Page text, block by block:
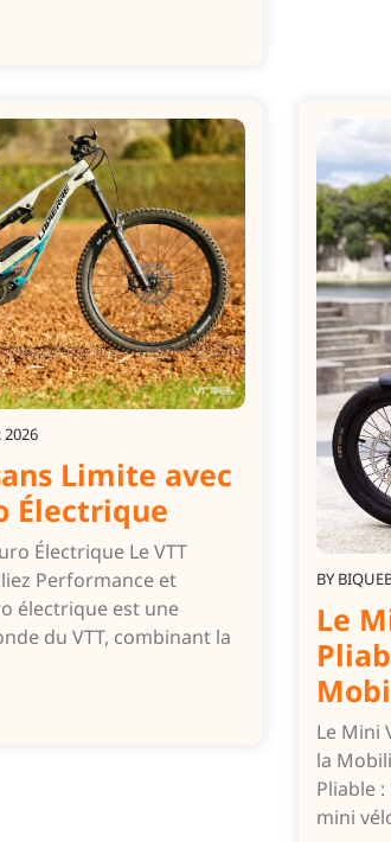
2026
Limite avec
Électrique
Électrique Le VTT
Performance et
électrique est une
du VTT, combinant la
BY
Le
Le Mini
la
Pliable
mini